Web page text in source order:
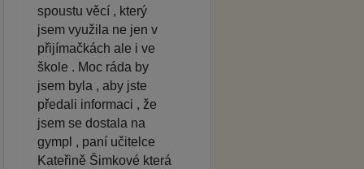
spoustu věcí , který
jsem využila ne jen v
přijímačkách ale i ve
škole . Moc ráda by
jsem byla , aby jste
předali informaci , že
jsem se dostala na
gympl , paní učitelce
Kateřině Šimkové která